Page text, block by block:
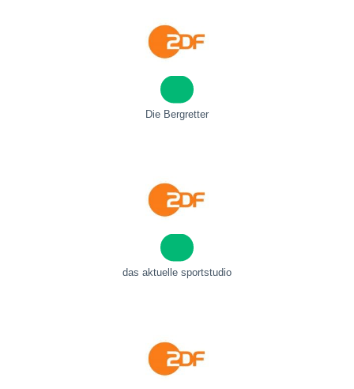
Die Bergretter
das aktuelle sportstudio